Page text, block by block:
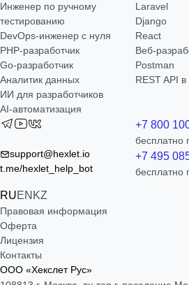
Инженер по ручному
тестированию
DevOps-инженер с нуля
РНР-разработчик
Go-разработчик
Аналитик данных
ИИ для разработчиков
AI-автоматизация
Laravel
Django
React
Веб-
Postman
REST API
support@hexlet.io
t.me/hexlet_help_bot
RUEN KZ
+7 800
бесплатно
+7 495
бесплатно
Правовая информация
Оферта
Лицензия
Контакты
ООО «Хекслет Рус»